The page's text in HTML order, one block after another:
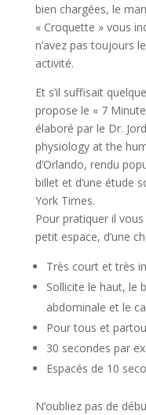
bien chargées, le
« Croquette » vous
n’avez pas toujours
activité.
Et s’il suffisait
propose le « 7
élaboré par le Dr.
physiology at the
d’Orlando, rendu
billet et d’une étude
York Times.
Pour pratiquer il
petit espace, d’une
Très court et très
Sollicite le haut, le
abdominale et le
Pour tous et
30 secondes par
Espacés de 10
N’oubliez pas de